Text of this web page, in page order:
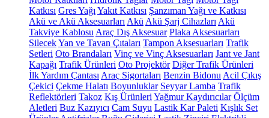
Katkısı Gres Yağı Yakıt Katkısı Şanzıman Yağı ve Katkısı
Akü ve Akü Aksesuarları Akü Akü Şarj Cihazları Akü
Takviye Kablosu Araç Dış Aksesuar Plaka Aksesuarları
SilecekYan ve Tavan Çıtaları Tampon Aksesuarları Trafik
Setleri Oto Brandaları Vinç ve Vinç Aksesuarları Jant ve Jant
Kapağı Trafik Ürünleri Oto Projektör Diğer Trafik Ürünleri
İlk Yardım Çantası Araç Sigortaları Benzin Bidonu Acil Çıkış
Çekici Çekme Halatı Boyunluklar Seyyar Lamba Trafik
Reflektörleri Takoz Kış Ürünleri Yağmur Kaydırıcılar Ölçüm
Aletleri Buz Kazıyıcı Cam Suyu Lastik Kar Paleti Kışlık Set